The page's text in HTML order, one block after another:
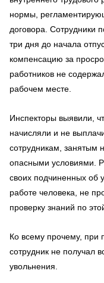
нормы,
договора. Сотрудники
три дня до начала
компенсацию за
работников не
рабочем месте.
Инспекторы выявили,
начисляли и не
сотрудникам, занятым
опасными условиями.
своих подчиненных об
работе человека, не
проверку знаний по
Ко всему прочему, при
сотрудник не получал
увольнения.